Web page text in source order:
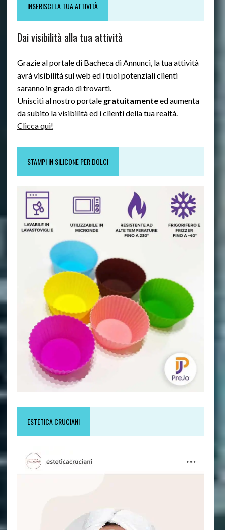
INSERISCI LA TUA ATTIVITÀ
Dai visibilità alla tua attività
Grazie al portale di Bacheca di Annunci, la tua attività
avrà visibilità sul web ed i tuoi potenziali clienti
saranno in grado di trovarti.
Unisciti al nostro portale gratuitamenteed aumenta
da subito la visibilità ed i clienti della tua realtà.
Clicca qui!
STAMPI IN SILICONE PER DOLCI
ESTETICA CRUCIANI